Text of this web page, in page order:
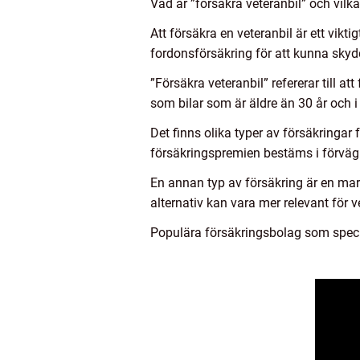
Vad är ”försäkra veteranbil” och
Att försäkra en veteranbil är ett
fordonsförsäkring för att kunna
”Försäkra veteranbil” refererar till
som bilar som är äldre än 30 år och
Det finns olika typer av försäkringar
försäkringspremien bestäms i
En annan typ av försäkring är en
alternativ kan vara mer relevant för
Populära försäkringsbolag som